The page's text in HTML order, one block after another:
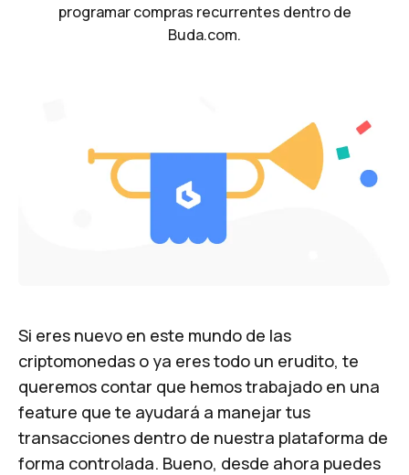
programar compras recurrentes dentro de
Buda.com.
Si eres nuevo en este mundo de las
criptomonedas o ya eres todo un erudito, te
queremos contar que hemos trabajado en una
feature que te ayudará a manejar tus
transacciones dentro de nuestra plataforma de
forma controlada. Bueno, desde ahora puedes